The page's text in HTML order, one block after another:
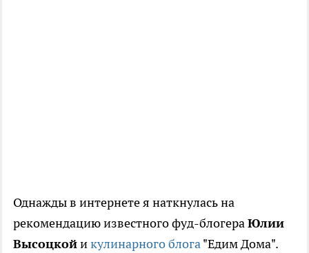
Однажды в интернете я наткнулась на
рекомендацию известного фуд-блогераЮлии
Высоцкойикулинарного блога"Едим Дома".